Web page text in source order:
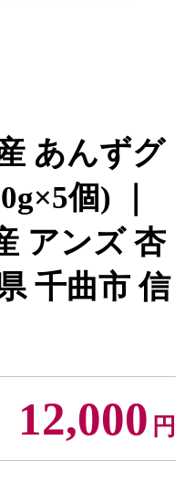
あんずグ
個) ｜
アンズ 杏
千曲市 信
12,000 円